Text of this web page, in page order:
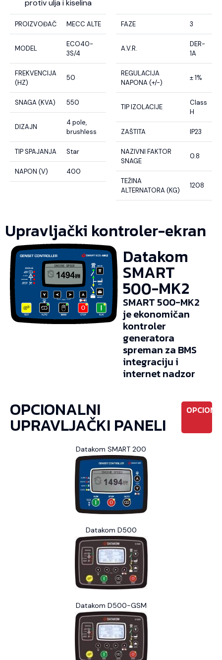
protiv ulja i kiselina
PROIZVOĐAČ MECC ALTE
MODEL
ECO40-
3S/4
FREKVENCIJA
(HZ)
50
SNAGA (KVA) 550
DIZAJN
4 pole,
brushless
TIP SPAJANJA Star
NAPON (V) 400
FAZE 3
A.V.R.
DER-
1A
REGULACIJA
NAPONA (+/-)
± 1%
TIP IZOLACIJE
Class
H
ZAŠTITA IP23
NAZIVNI FAKTOR
SNAGE
0.8
TEŽINA
ALTERNATORA (KG)
1208
Upravljački kontroler-ekran
Datakom
SMART
500-MK2
SMART 500-MK2
je ekonomičan
kontroler
generatora
spreman za BMS
integraciju i
internet nadzor
OPCIONALNI
UPRAVLJAČKI PANELI
OPCIONO
Datakom SMART 200
Datakom D500
Datakom D500-GSM